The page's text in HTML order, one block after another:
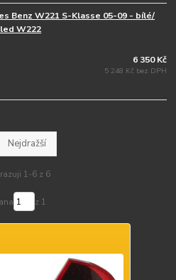
Benz W221 S-Klasse 05-09 - bílé/
W222
6 350 Kč
5 248 Kč bez DPH
Nejdražší
1-6 z 6
z 1